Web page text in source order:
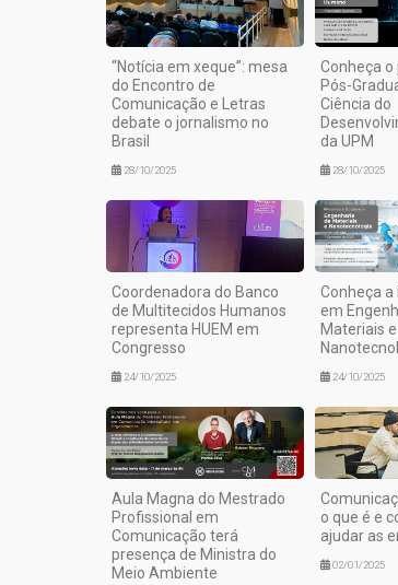
“Notícia em xeque”: mesa
do Encontro de
Comunicação e Letras
debate o jornalismo no
Brasil
28/10/2025
Conheça
Pós-
Ciência do
da UPM
28/10/2025
Coordenadora do Banco
de Multitecidos Humanos
representa HUEM em
Congresso
24/10/2025
Conheça a
em
Materiais e
24/10/2025
Aula Magna do Mestrado
Profissional em
Comunicação terá
presença de Ministra do
Meio Ambiente
o que é e
ajudar as
02/01/2025